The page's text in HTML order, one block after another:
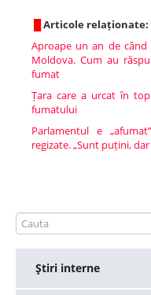
Articole relaționate:
Aproape un an de
Moldova. Cum au
fumat
Țara care a urcat în
fumatului
Parlamentul e
regizate. „Sunt puțini,
Ştiri interne